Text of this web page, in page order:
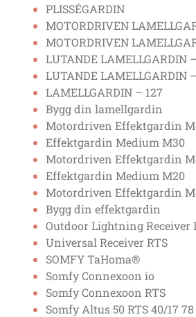
PLISSÉGARDIN
MOTORDRIVEN
MOTORDRIVEN
LUTANDE LAMELLGARDIN
LUTANDE LAMELLGARDIN
LAMELLGARDIN – 127
Bygg din lamellgardin
Motordriven Effektgardin
Effektgardin Medium M30
Motordriven Effektgardin
Effektgardin Medium M20
Motordriven Effektgardin
Bygg din effektgardin
Outdoor Lightning Receiver
Universal Receiver RTS
SOMFY TaHoma®
Somfy Connexoon io
Somfy Connexoon RTS
Somfy Altus 50 RTS 40/17